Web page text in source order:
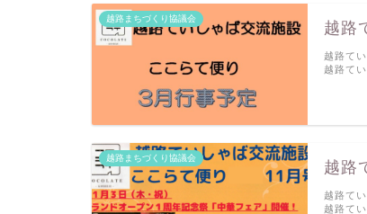
越路まちづくり協議会
越路
越路て
越路て
越路まちづくり協議会
越路
越路て
越路て